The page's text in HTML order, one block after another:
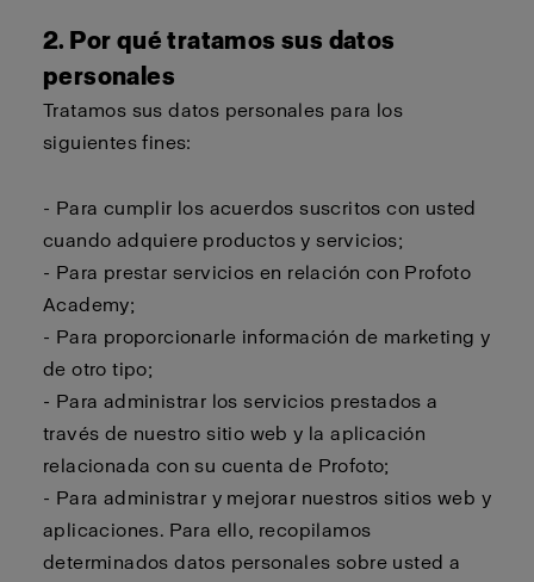
2. Por qué tratamos sus datos
personales
Tratamos sus datos personales para los
siguientes fines:
- Para cumplir los acuerdos suscritos con usted
cuando adquiere productos y servicios;
- Para prestar servicios en relación con Profoto
Academy;
- Para proporcionarle información de marketing y
de otro tipo;
- Para administrar los servicios prestados a
través de nuestro sitio web y la aplicación
relacionada con su cuenta de Profoto;
- Para administrar y mejorar nuestros sitios web y
aplicaciones. Para ello, recopilamos
determinados datos personales sobre usted a